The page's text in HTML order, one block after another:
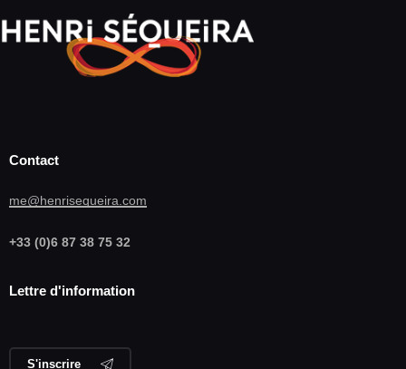
Contact
me@henrisequeira.com
+33 (0)6 87 38 75 32
Lettre d'information
S'inscrire